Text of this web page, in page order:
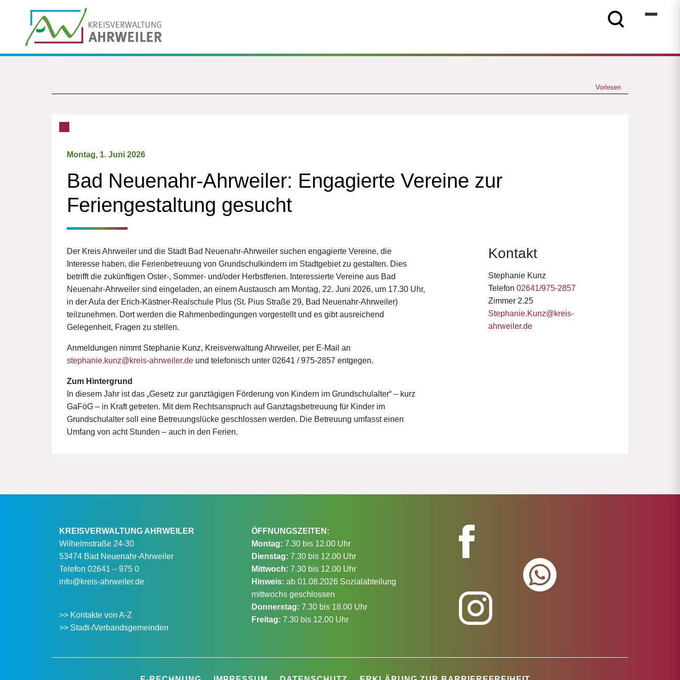
Vorlesen
Montag, 1. Juni 2026
Bad Neuenahr-Ahrweiler: Engagierte Vereine zur
Feriengestaltung gesucht
Der Kreis Ahrweiler und die Stadt Bad Neuenahr-Ahrweiler suchen engagierte Vereine, die
Interesse haben, die Ferienbetreuung von Grundschulkindern im Stadtgebiet zu gestalten. Dies
betrifft die zukünftigen Oster-, Sommer- und/oder Herbstferien. Interessierte Vereine aus Bad
Neuenahr-Ahrweiler sind eingeladen, an einem Austausch am Montag, 22. Juni 2026, um 17.30 Uhr,
in der Aula der Erich-Kästner-Realschule Plus (St. Pius Straße 29, Bad Neuenahr-Ahrweiler)
teilzunehmen. Dort werden die Rahmenbedingungen vorgestellt und es gibt ausreichend
Gelegenheit, Fragen zu stellen.
Anmeldungen nimmt Stephanie Kunz, Kreisverwaltung Ahrweiler, per E-Mail an
stephanie.kunz@kreis-ahrweiler.de und telefonisch unter 02641 / 975-2857 entgegen.
Zum Hintergrund
In diesem Jahr ist das „Gesetz zur ganztägigen Förderung von Kindern im Grundschulalter“ – kurz
GaFöG – in Kraft getreten. Mit dem Rechtsanspruch auf Ganztagsbetreuung für Kinder im
Grundschulalter soll eine Betreuungslücke geschlossen werden. Die Betreuung umfasst einen
Umfang von acht Stunden – auch in den Ferien.
Kontakt
Stephanie Kunz
Telefon 02641/975-2857
Zimmer 2.25
Stephanie.Kunz@kreis-
ahrweiler.de
KREISVERWALTUNG AHRWEILER
Wilhelmstraße 24-30
53474 Bad Neuenahr-Ahrweiler
Telefon 02641 – 975 0
info@kreis-ahrweiler.de
>> Kontakte von A-Z
>> Stadt-/Verbandsgemeinden
ÖFFNUNGSZEITEN:
Montag: 7.30 bis 12.00 Uhr
Dienstag: 7.30 bis 12.00 Uhr
Mittwoch: 7.30 bis 12.00 Uhr
Hinweis: ab 01.08.2026 Sozialabteilung
mittwochs geschlossen
Donnerstag: 7.30 bis 18.00 Uhr
Freitag: 7.30 bis 12.00 Uhr